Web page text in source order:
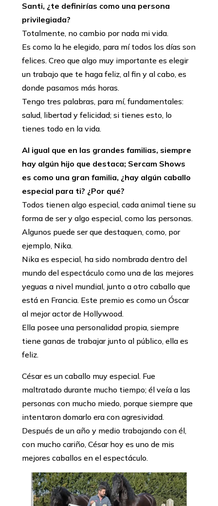
Santi, ¿te definirías como una persona
privilegiada?
Totalmente, no cambio por nada mi vida.
Es como la he elegido, para mí todos los días son
felices. Creo que algo muy importante es elegir
un trabajo que te haga feliz, al fin y al cabo, es
donde pasamos más horas.
Tengo tres palabras, para mí, fundamentales:
salud, libertad y felicidad; si tienes esto, lo
tienes todo en la vida.
Al igual que en las grandes familias, siempre
hay algún hijo que destaca; Sercam Shows
es como una gran familia, ¿hay algún caballo
especial para ti? ¿Por qué?
Todos tienen algo especial, cada animal tiene su
forma de ser y algo especial, como las personas.
Algunos puede ser que destaquen, como, por
ejemplo, Nika.
Nika es especial, ha sido nombrada dentro del
mundo del espectáculo como una de las mejores
yeguas a nivel mundial, junto a otro caballo que
está en Francia. Este premio es como un Óscar
al mejor actor de Hollywood.
Ella posee una personalidad propia, siempre
tiene ganas de trabajar junto al público, ella es
feliz.
César es un caballo muy especial. Fue
maltratado durante mucho tiempo; él veía a las
personas con mucho miedo, porque siempre que
intentaron domarlo era con agresividad.
Después de un año y medio trabajando con él,
con mucho cariño, César hoy es uno de mis
mejores caballos en el espectáculo.